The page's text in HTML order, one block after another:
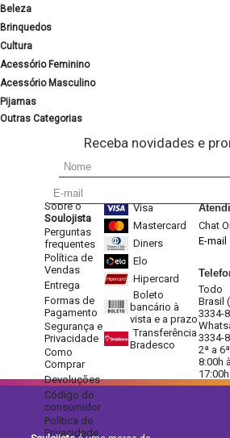
Beleza
Brinquedos
Cultura
Acessório Feminino
Acessório Masculino
Pijamas
Outras Categorias
Receba novidades e
Sobre o
Soulojista
Perguntas
frequentes
Política de
Vendas
Entrega
Formas de
Pagamento
Segurança e
Privacidade
Como
Comprar
Devoluções
Código do
consumidor
Política de
Privacidade
Visa
Mastercard
Diners
Elo
Hipercard
Boleto
bancário à
vista e a prazo
Transferência
Bradesco
Chat
E-mail
Todo
Brasil
3334-
3334-
2ª a
8:00h
17:00h